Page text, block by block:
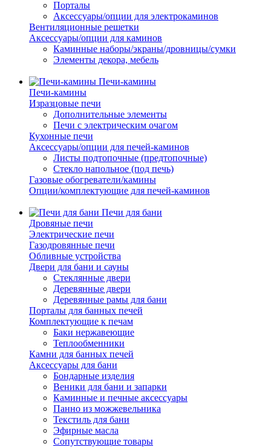
Порталы
Аксессуары/опции для электрокаминов
Вентиляционные решетки
Аксессуары/опции для каминов
Каминные наборы/экраны/дровницы/сумки
Элементы декора, мебель
Печи-камины
Печи-камины
Изразцовые печи
Дополнительные элементы
Печи с электрическим очагом
Кухонные печи
Аксессуары/опции для печей-каминов
Листы подтопочные (предтопочные)
Стекло напольное (под печь)
Газовые обогреватели/камины
Опции/комплектующие для печей-каминов
Печи для бани
Дровяные печи
Электрические печи
Газодровянные печи
Обливные устройства
Двери для бани и сауны
Стеклянные двери
Деревянные двери
Деревянные рамы для бани
Порталы для банных печей
Комплектующие к печам
Баки нержавеющие
Теплообменники
Камни для банных печей
Аксессуары для бани
Бондарные изделия
Веники для бани и запарки
Каминные и печные аксессуары
Панно из можжевельника
Текстиль для бани
Эфирные масла
Сопутствующие товары